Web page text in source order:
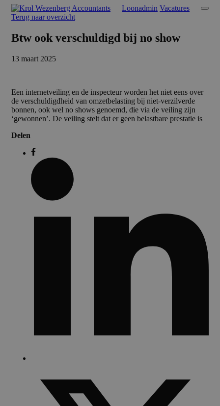
Loonadmin Vacatures
Terug naar overzicht
Btw ook verschuldigd bij no show
13 maart 2025
Een internetveiling en de inspecteur worden het niet eens over
de verschuldigdheid van omzetbelasting bij niet-verzilverde
bonnen, ook wel no shows genoemd, die via de veiling zijn
‘gewonnen’. De veiling stelt dat er geen belastbare prestatie is
Delen